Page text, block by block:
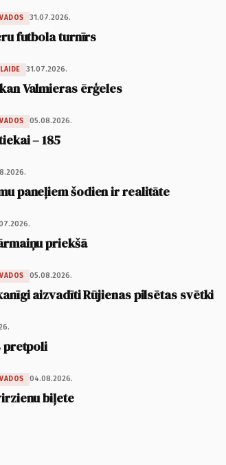
31.07.2026.
futbola turnīrs
31.07.2026.
Valmieras ērģeles
05.08.2026.
– 185
paneļiem šodien ir realitāte
priekšā
05.08.2026.
aizvadīti Rūjienas pilsētas svētki
pretpoli
04.08.2026.
biļete